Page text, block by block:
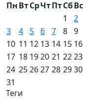
ПнВтСрЧтПтСбВс
1
2
3
4 5 6 7 8 9
10 11 12 13 14 15 16
17 18 1920 21 2223
24 252627 28 2930
31
Теги